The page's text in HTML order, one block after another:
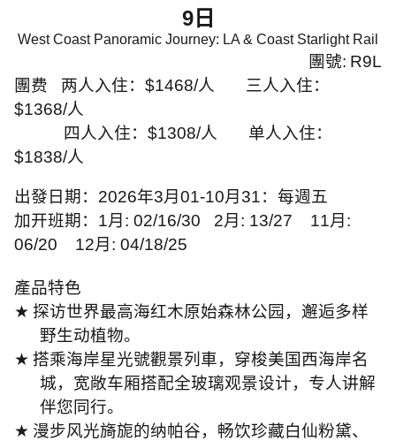
9日
West Coast Panoramic Journey: LA & Coast Starlight Rail
團號: R9L
團费
两人入住： $1468/人
三人入住：
$1368/人
四人入住： $1308/人
单人入住：
$1838/人
出發日期： 2026年3月 01-10月 31：每週五
加开班期： 1月 : 02/16/30 2月 : 13/27 11月 :
06/20
12月 : 04/18/25
產品特色
★ 探访世界最高海红木原始森林公园，邂逅多样
野生动植物。
★ 搭乘海岸星光號觀景列車，穿梭美国西海岸名
城，宽敞车厢搭配全玻璃观景设计，专人讲解
伴您同行。
★ 漫步风光旖旎的纳帕谷，畅饮珍藏白仙粉黛、